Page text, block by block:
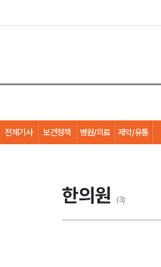
전체기사 보건정책 병원/의료 제약/유통
한의원 (3)